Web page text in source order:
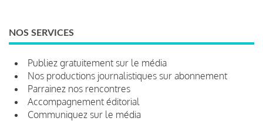
NOS SERVICES
Publiez gratuitement sur le média
Nos productions journalistiques sur abonnement
Parrainez nos rencontres
Accompagnement éditorial
Communiquez sur le média